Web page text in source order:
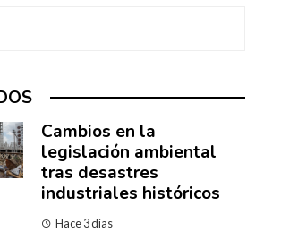
Cambios en la
legislación ambiental
tras desastres
industriales históricos
Hace 3 días